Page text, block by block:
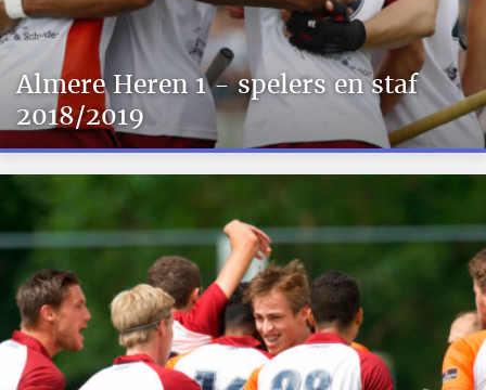
Almere Heren 1 - spelers en staf
2018/2019